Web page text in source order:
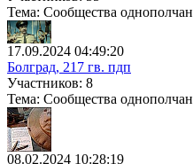
Тема: Сообщества однополчан
17.09.2024 04:49:20
Болград, 217 гв. пдп
Участников: 8
Тема: Сообщества однополчан
08.02.2024 10:28:19